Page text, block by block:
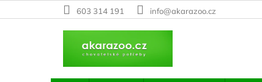
na
603 314 191 info@akarazoo.cz